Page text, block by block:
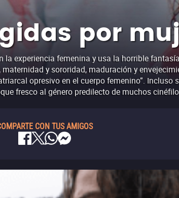
por
experiencia femenina y usa la horrible
y sororidad, maduración y
opresivo en el cuerpo femenino”.
fresco al género predilecto de muchos
CON TUS AMIGOS